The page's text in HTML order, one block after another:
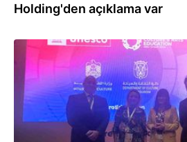
Holding'den açıklama var
20.02.2024